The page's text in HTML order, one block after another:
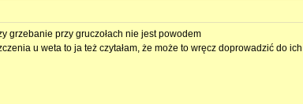
grzebanie przy gruczołach nie jest powodem
u weta to ja też czytałam, że może to wręcz doprowadzić do